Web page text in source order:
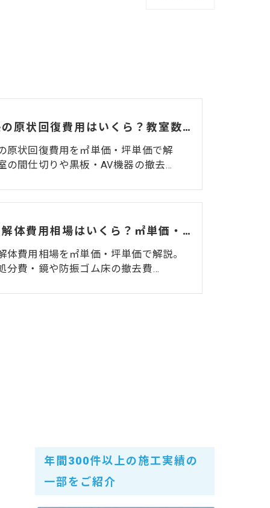
学習塾の原状回復費用はいくら？教室数・間仕切りで変わる相場と注意点
原状回復費用を㎡単価・坪単価で解
の間仕切りや黒板・AV機器の撤去…
ジムの解体費用相場はいくら？㎡単価・坪単価・マシン処分費・費用を抑えるコツを解説
体費用相場を㎡単価・坪単価で解説。
分費・鏡や防振ゴム床の撤去費…
年間300件以上の施工実績の
一部をご紹介